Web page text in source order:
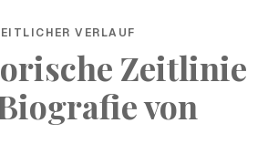
VERLAUF
Zeitlinie
von